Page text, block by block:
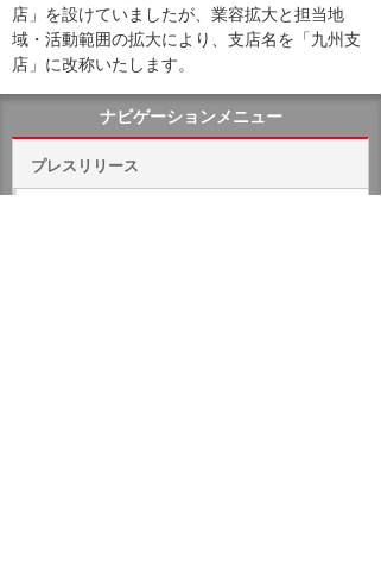
店」を設けていましたが、業容拡大と担当地
域・活動範囲の拡大により、支店名を「九州支
店」に改称いたします。
ナビゲーションメニュー
プレスリリース